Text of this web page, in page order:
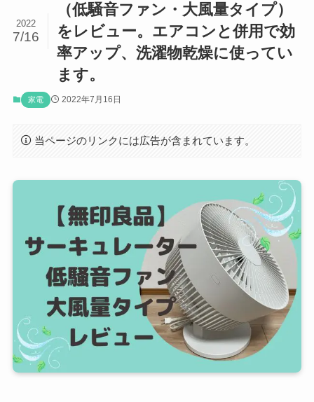
（低騒音ファン・大風量タイプ）
をレビュー。エアコンと併用で効
率アップ、洗濯物乾燥に使ってい
ます。
2022
7/16
家電 2022年7月16日
当ページのリンクには広告が含まれています。